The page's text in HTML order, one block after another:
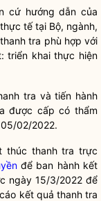
cứ hướng dẫn của
tế tại Bộ, ngành,
tra phù hợp với
triển khai thực hiện
tra và tiến hành
được cấp có thẩm
02/2022.
thúc thanh tra trực
để ban hành kết
ngày 15/3/2022 để
kết quả thanh tra